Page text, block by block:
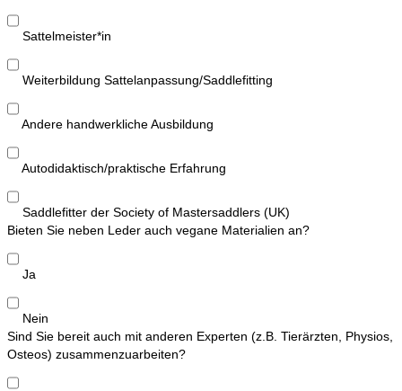
Sattelmeister*in
Weiterbildung Sattelanpassung/Saddlefitting
Andere handwerkliche Ausbildung
Autodidaktisch/praktische Erfahrung
Saddlefitter der Society of Mastersaddlers (UK)
Bieten Sie neben Leder auch vegane Materialien an?
Ja
Nein
Sind Sie bereit auch mit anderen Experten (z.B. Tierärzten, Physios,
Osteos) zusammenzuarbeiten?